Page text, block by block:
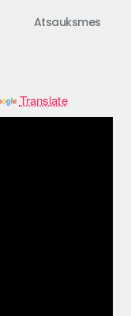
Atsauksmes
Translate